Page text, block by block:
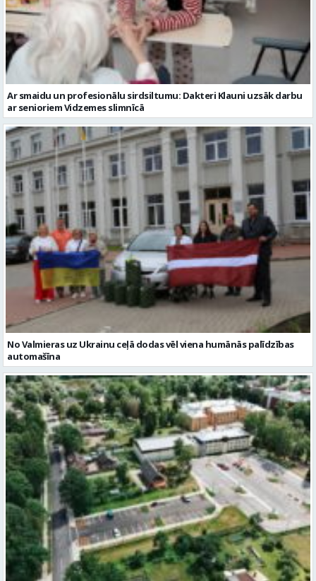
Ar smaidu un profesionālu sirdsiltumu: Dakteri Klauni uzsāk darbu
ar senioriem Vidzemes slimnīcā
No Valmieras uz Ukrainu ceļā dodas vēl viena humānās palīdzības
automašīna